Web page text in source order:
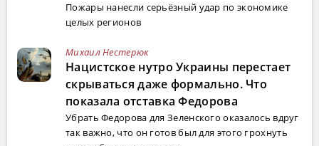
Пожары нанесли серьёзный удар по экономике
целых регионов
Михаил Нестерюк
Нацистское нутро Украины перестает
скрываться даже формально. Что
показала отставка Федорова
Убрать Федорова для Зеленского оказалось вдруг
так важно, что он готов был для этого грохнуть